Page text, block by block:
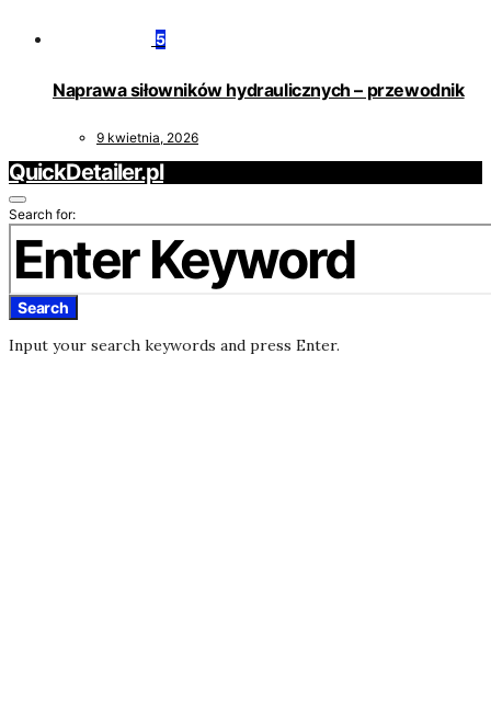
5
Naprawa siłowników hydraulicznych – przewodnik
9 kwietnia, 2026
QuickDetailer.pl
Search for:
Search
Input your search keywords and press Enter.